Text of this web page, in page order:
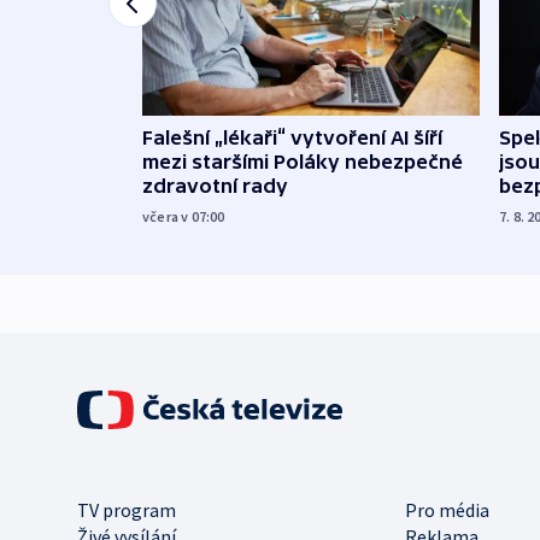
Falešní „lékaři“ vytvoření AI šíří
mezi staršími Poláky nebezpečné
zdravotní rady
včera v 07:00 7. 8.
TV program
Pro média